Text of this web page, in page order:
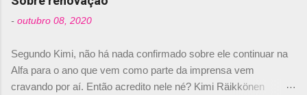
foi esclarecida de uma vez por todas por
Daniele Audetto, diretor da escuderia. O
não será o companheiro de Bruno Senna em
2010. "Na verdade, nós recebemos uma oferta
de Piquet", admitiu Audetto. “Mas depois de ter
- outubro 08, 2020
Segundo Kimi, não há nada confirmado sobre ele continuar na
Alfa para o ano que vem como parte da imprensa vem
cravando por aí. Então acredito nele né? Kimi Räikkönen